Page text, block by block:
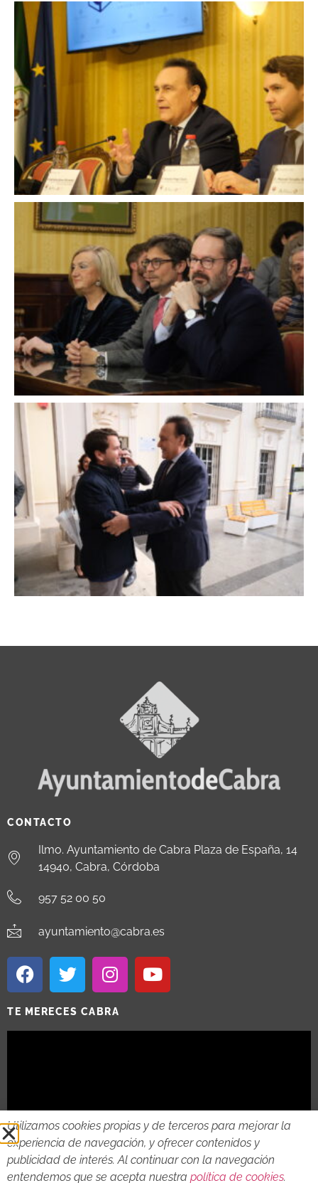
CONTACTO
Ilmo. Ayuntamiento de Cabra Plaza de España, 14
14940, Cabra, Córdoba
957 52 00 50
ayuntamiento@cabra.es
TE MERECES CABRA
Utilizamos cookies propias y de terceros para mejorar la
experiencia de navegación, y ofrecer contenidos y
publicidad de interés. Al continuar con la navegación
entendemos que se acepta nuestra política de cookies.